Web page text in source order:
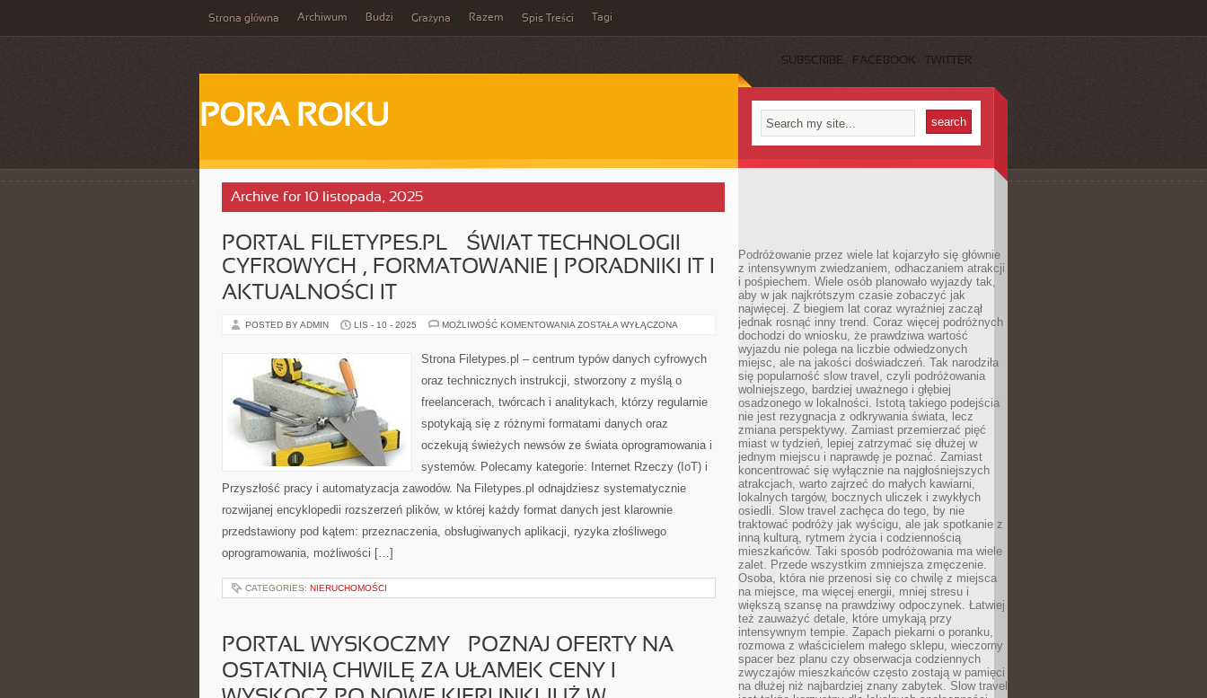
Strona główna Archiwum Budzi Grażyna Razem Spis Treści Tagi
SUBSCRIBE FACEBOOK TWITTER
PORA ROKU
Archive for 10 listopada, 2025
PORTAL FILETYPES.PL – ŚWIAT TECHNOLOGII
CYFROWYCH , FORMATOWANIE | PORADNIKI IT I
AKTUALNOŚCI IT
POSTED BY ADMIN LIS - 10 - 2025 MOŻLIWOŚĆ KOMENTOWANIA PORTAL
ŚWIAT
TECHNOLOGII
,
|
IT
AKTUALNOŚCI
IT
ZOSTAŁA WYŁĄCZONA
Strona Filetypes.pl – centrum typów danych cyfrowych
oraz technicznych instrukcji, stworzony z myślą o
freelancerach, twórcach i analitykach, którzy regularnie
spotykają się z różnymi formatami danych oraz
oczekują świeżych newsów ze świata oprogramowania i
systemów. Polecamy kategorie: Internet Rzeczy (IoT) i
Przyszłość pracy i automatyzacja zawodów. Na Filetypes.pl odnajdziesz systematycznie
rozwijanej encyklopedii rozszerzeń plików, w której każdy format danych jest klarownie
przedstawiony pod kątem: przeznaczenia, obsługiwanych aplikacji, ryzyka złośliwego
oprogramowania, możliwości […]
CATEGORIES: NIERUCHOMOŚCI
PORTAL WYSKOCZMY – POZNAJ OFERTY NA
OSTATNIĄ CHWILĘ ZA UŁAMEK CENY I
Podróżowanie przez wiele lat kojarzyło się głównie
z intensywnym zwiedzaniem, odhaczaniem atrakcji
i pośpiechem. Wiele osób planowało wyjazdy tak,
aby w jak najkrótszym czasie zobaczyć jak
najwięcej. Z biegiem lat coraz wyraźniej zaczął
jednak rosnąć inny trend. Coraz więcej podróżnych
dochodzi do wniosku, że prawdziwa wartość
wyjazdu nie polega na liczbie odwiedzonych
miejsc, ale na jakości doświadczeń. Tak narodziła
się popularność slow travel, czyli podróżowania
wolniejszego, bardziej uważnego i głębiej
osadzonego w lokalności. Istotą takiego podejścia
nie jest rezygnacja z odkrywania świata, lecz
zmiana perspektywy. Zamiast przemierzać pięć
miast w tydzień, lepiej zatrzymać się dłużej w
jednym miejscu i naprawdę je poznać. Zamiast
koncentrować się wyłącznie na najgłośniejszych
atrakcjach, warto zajrzeć do małych kawiarni,
lokalnych targów, bocznych uliczek i zwykłych
osiedli. Slow travel zachęca do tego, by nie
traktować podróży jak wyścigu, ale jak spotkanie z
inną kulturą, rytmem życia i codziennością
mieszkańców. Taki sposób podróżowania ma wiele
zalet. Przede wszystkim zmniejsza zmęczenie.
Osoba, która nie przenosi się co chwilę z miejsca
na miejsce, ma więcej energii, mniej stresu i
większą szansę na prawdziwy odpoczynek. Łatwiej
też zauważyć detale, które umykają przy
intensywnym tempie. Zapach piekarni o poranku,
rozmowa z właścicielem małego sklepu, wieczorny
spacer bez planu czy obserwacja codziennych
zwyczajów mieszkańców często zostają w pamięci
na dłużej niż najbardziej znany zabytek. Slow travel